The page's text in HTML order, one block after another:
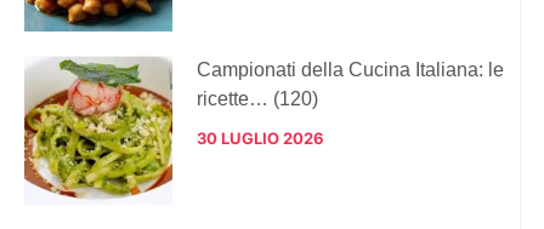
Campionati della Cucina Italiana: le
ricette… (120)
30 LUGLIO 2026